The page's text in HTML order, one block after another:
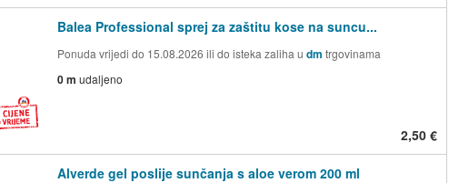
Balea Professional sprej za zaštitu kose na suncu...
Ponuda vrijedi do 15.08.2026 ili do isteka zaliha u dm trgovinama
0 m udaljeno
2,50 €
Alverde gel poslije sunčanja s aloe verom 200 ml